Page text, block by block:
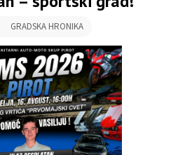
GRADSKA HRONIKA